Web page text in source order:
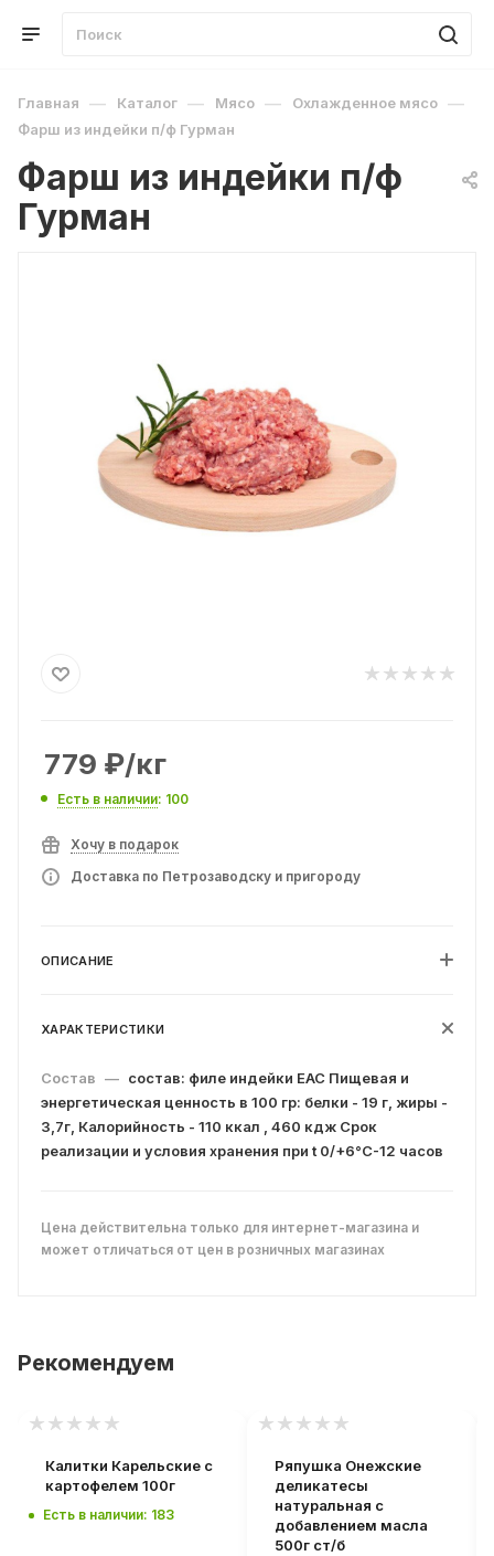
Главная — Каталог — Мясо — Охлажденное мясо —
Фарш из индейки п/ф Гурман
Фарш из индейки п/ф
Гурман
779 ₽/кг
Есть в наличии: 100
Хочу в подарок
Доставка по Петрозаводску и пригороду
ОПИСАНИЕ
ХАРАКТЕРИСТИКИ
Состав — состав: филе индейки ЕАС Пищевая и
энергетическая ценность в 100 гр: белки - 19 г, жиры -
3,7г, Калорийность - 110 ккал , 460 кдж Срок
реализации и условия хранения при t 0/+6°С-12 часов
Цена действительна только для интернет-магазина и
может отличаться от цен в розничных магазинах
Рекомендуем
Калитки Карельские с
картофелем 100г
Есть в наличии: 183
Ряпушка Онежские
деликатесы
натуральная с
добавлением масла
500г ст/б